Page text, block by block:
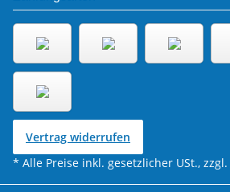
Vertrag widerrufen
* Alle Preise inkl. gesetzlicher USt., zzgl.